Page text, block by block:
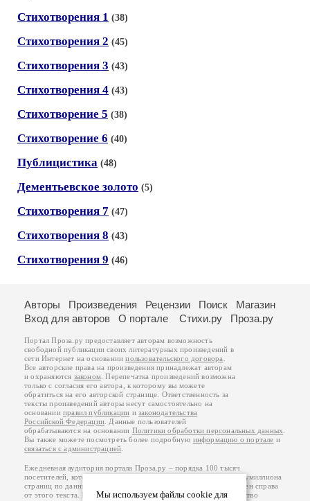
Стихотворения 1 (38)
Стихотворения 2 (45)
Стихотворения 3 (43)
Стихотворения 4 (43)
Стихотворение 5 (38)
Стихотворение 6 (40)
Публицистика (48)
Дементьевское золото (5)
Стихотворения 7 (47)
Стихотворения 8 (43)
Стихотворения 9 (46)
Мы используем файлы cookie для
Авторы Произведения Рецензии Поиск
Магазин
Вход для авторов
О портале Стихи.ру Проза.ру
Портал Проза.ру предоставляет авторам возможность
свободной публикации своих литературных произведений в
сети Интернет на основаниипользовательского договора
Все авторские права на произведения принадлежат авторам
и охраняются законом . Перепечатка произведений возможна
только с согласия его автора, к которому вы можете
обратиться на его авторской странице. Ответственность за
тексты произведений авторы несут самостоятельно на
основанииправил публикации изаконодательства
Российской Федерации . Данные пользователей
обрабатываются на основании Политики обработки персональных данных
Вы также можете посмотреть более подробную информацию о портале и
связаться с администрацией
Ежедневная аудитория портала Проза.ру – порядка 100 тысяч
посетителей, которые в общей сумме просматривают более полумиллиона
страниц по данным счетчика посещаемости, который расположен справа
от этого текста. В каждой графе указано по две цифры: количество